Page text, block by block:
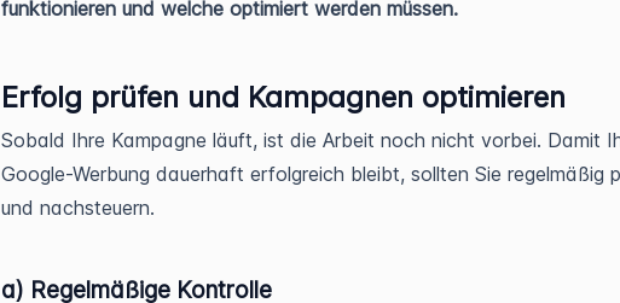
funktionieren und welche optimiert werden müssen.
Erfolg prüfen und Kampagnen optimieren
Sobald Ihre Kampagne läuft, ist die Arbeit noch nicht vorbei. Damit
Google-Werbung dauerhaft erfolgreich bleibt, sollten Sie regelmäßig
und nachsteuern.
a) Regelmäßige Kontrolle